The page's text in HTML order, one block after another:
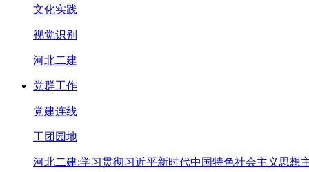
文化实践
视觉识别
河北二建
党群工作
党建连线
工团园地
河北二建:学习贯彻习近平新时代中国特色社会主义思想